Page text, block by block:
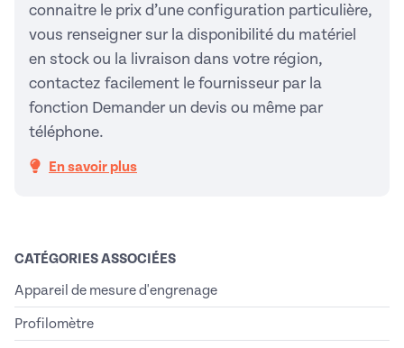
connaitre le prix d’une configuration particulière,
vous renseigner sur la disponibilité du matériel
en stock ou la livraison dans votre région,
contactez facilement le fournisseur par la
fonction Demander un devis ou même par
téléphone.
En savoir plus
CATÉGORIES ASSOCIÉES
Appareil de mesure d'engrenage
Profilomètre